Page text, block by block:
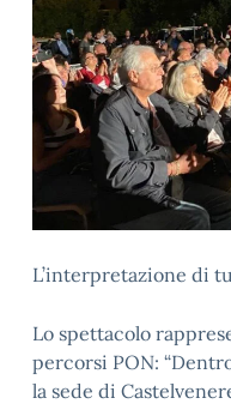
L’interpretazione di
Lo spettacolo
percorsi PON:
la sede di